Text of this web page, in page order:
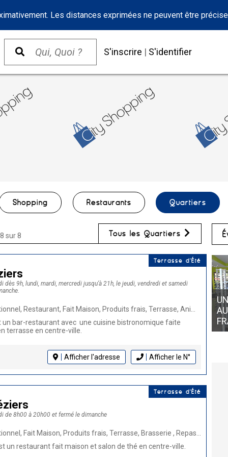
Les distances exprimées ne peuvent être
S'inscrire | S'identifier
Shopping Restaurants Quartiers
sur 8 Tous les Quartiers
Terrasse d'Été
dès 9h, lundi, mardi, mercredi jusqu’à 21h, le jeudi, vendredi et samedi
Fait Maison, Produits frais, Terrasse, Animaux bienvenus, Salon de thé, Cuisine française, Burger
un bar-restaurant avec une cuisine bistronomique faite
terrasse en centre-ville.
Afficher l'adresse Afficher le N°
Terrasse d'Été
de 8h00 à 20h00 et fermé le dimanche
Produits frais, Terrasse, Brasserie , Repas de groupe, Animaux bienvenus, Salon de thé, Cuisine française, Burger
un restaurant fait maison et salon de thé en centre-ville.